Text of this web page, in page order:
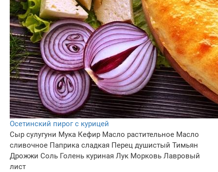
Осетинский пирог с курицей
Сыр сулугуни Мука Кефир Масло растительное Масло
сливочное Паприка сладкая Перец душистый Тимьян
Дрожжи Соль Голень куриная Лук Морковь Лавровый
лист